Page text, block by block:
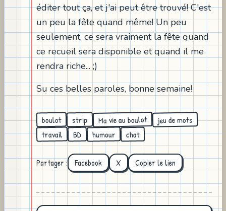
éditer tout ça, et j'ai peut être trouvé! C'est
un peu la fête quand même! Un peu
seulement, ce sera vraiment la fête quand
ce recueil sera disponible et quand il me
rendra riche... ;)
Su ces belles paroles, bonne semaine!
boulot strip Ma vie au boulot jeu de mots
travail BD humour chat
Partager : Facebook X Copier le lien